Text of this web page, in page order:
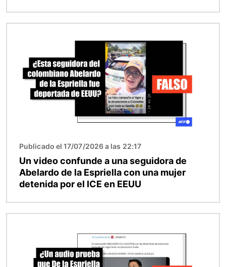
Publicado el 17/07/2026 a las 22:17
Un video confunde a una seguidora de
Abelardo de la Espriella con una mujer
detenida por el ICE en EEUU